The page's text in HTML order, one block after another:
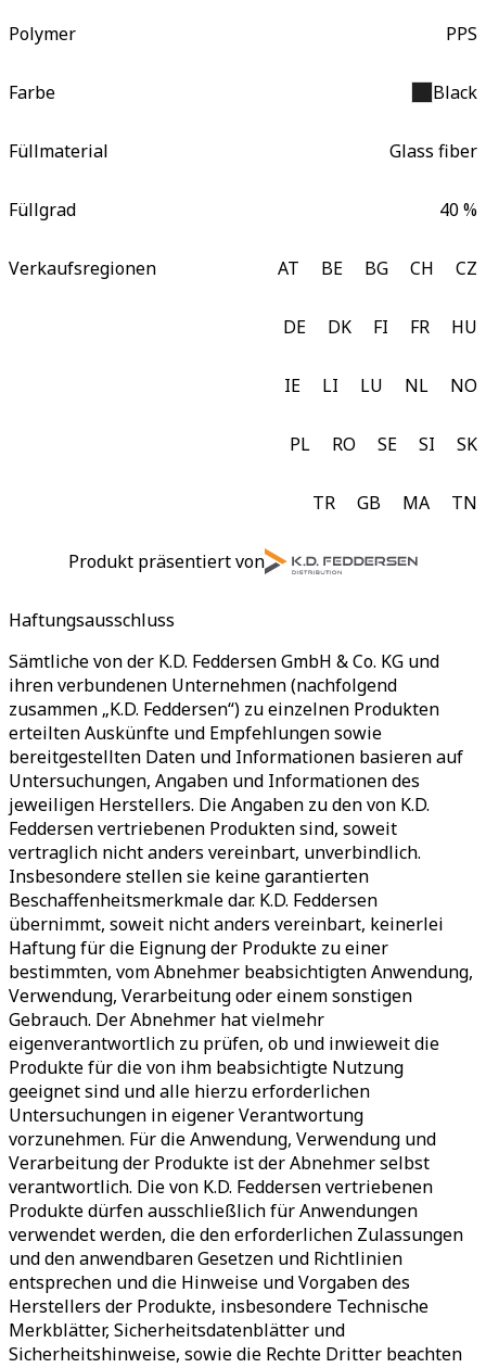
Polymer PPS
Farbe Black
Füllmaterial Glass fiber
Füllgrad 40 %
Verkaufsregionen AT BE BG CH CZ
DE DK FI FR HU
IE LI LU NL NO
PL RO SE SI SK
TR GB MA TN
Produkt präsentiert von
Haftungsausschluss
Sämtliche von der K.D. Feddersen GmbH & Co. KG und
ihren verbundenen Unternehmen (nachfolgend
zusammen „K.D. Feddersen“) zu einzelnen Produkten
erteilten Auskünfte und Empfehlungen sowie
bereitgestellten Daten und Informationen basieren auf
Untersuchungen, Angaben und Informationen des
jeweiligen Herstellers. Die Angaben zu den von K.D.
Feddersen vertriebenen Produkten sind, soweit
vertraglich nicht anders vereinbart, unverbindlich.
Insbesondere stellen sie keine garantierten
Beschaffenheitsmerkmale dar. K.D. Feddersen
übernimmt, soweit nicht anders vereinbart, keinerlei
Haftung für die Eignung der Produkte zu einer
bestimmten, vom Abnehmer beabsichtigten Anwendung,
Verwendung, Verarbeitung oder einem sonstigen
Gebrauch. Der Abnehmer hat vielmehr
eigenverantwortlich zu prüfen, ob und inwieweit die
Produkte für die von ihm beabsichtigte Nutzung
geeignet sind und alle hierzu erforderlichen
Untersuchungen in eigener Verantwortung
vorzunehmen. Für die Anwendung, Verwendung und
Verarbeitung der Produkte ist der Abnehmer selbst
verantwortlich. Die von K.D. Feddersen vertriebenen
Produkte dürfen ausschließlich für Anwendungen
verwendet werden, die den erforderlichen Zulassungen
und den anwendbaren Gesetzen und Richtlinien
entsprechen und die Hinweise und Vorgaben des
Herstellers der Produkte, insbesondere Technische
Merkblätter, Sicherheitsdatenblätter und
Sicherheitshinweise, sowie die Rechte Dritter beachten